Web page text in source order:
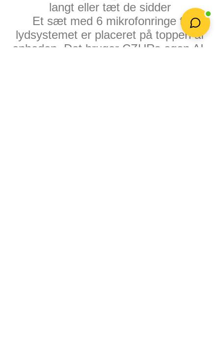
langt eller tæt de sidder
Et sæt med 6 mikrofonringe til
lydsystemet er placeret på toppen af
enheden. Det bruger CZURs egen AI-